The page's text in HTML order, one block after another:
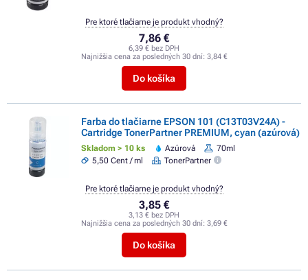
7,86 €
6,39 € bez DPH
Najnižšia cena za posledných 30 dní: 3,84 €
Do košíka
Pre ktoré tlačiarne je produkt vhodný?
Farba do tlačiarne EPSON 101 (C13T03V24A) -
Cartridge TonerPartner PREMIUM, cyan (azúrová)
Skladom > 10 ks Azúrová
70ml
5,50 Cent / ml
TonerPartner
3,85 €
3,13 € bez DPH
Najnižšia cena za posledných 30 dní: 3,69 €
Do košíka
Pre ktoré tlačiarne je produkt vhodný?